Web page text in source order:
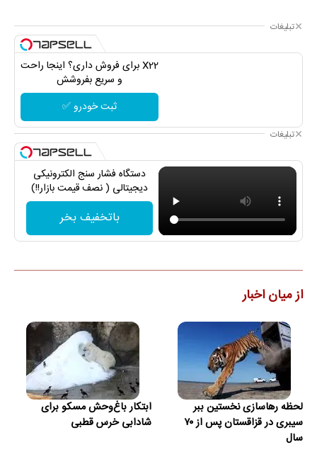
تبلیغات
X22 برای فروش داری؟ اینجا راحت
و سریع بفروشش
ثبت خودرو ✅
تبلیغات
دستگاه فشار سنج الکترونیکی
دیجیتالی ( نصف قیمت بازار!!)
باتخفیف بخر
از میان اخبار
لحظه رهاسازی نخستین ببر
سیبری در قزاقستان پس از ۷۰
سال
ابتکار باغ‌وحش مسکو برای
شادابی خرس قطبی